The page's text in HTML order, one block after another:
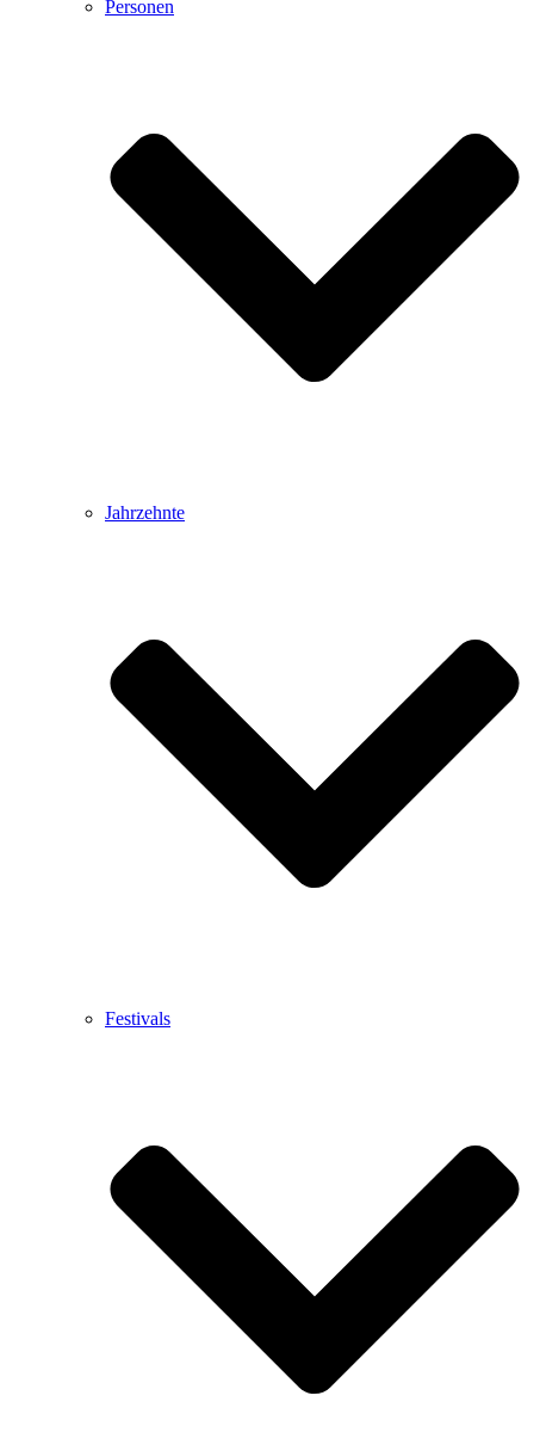
Personen
Jahrzehnte
Festivals